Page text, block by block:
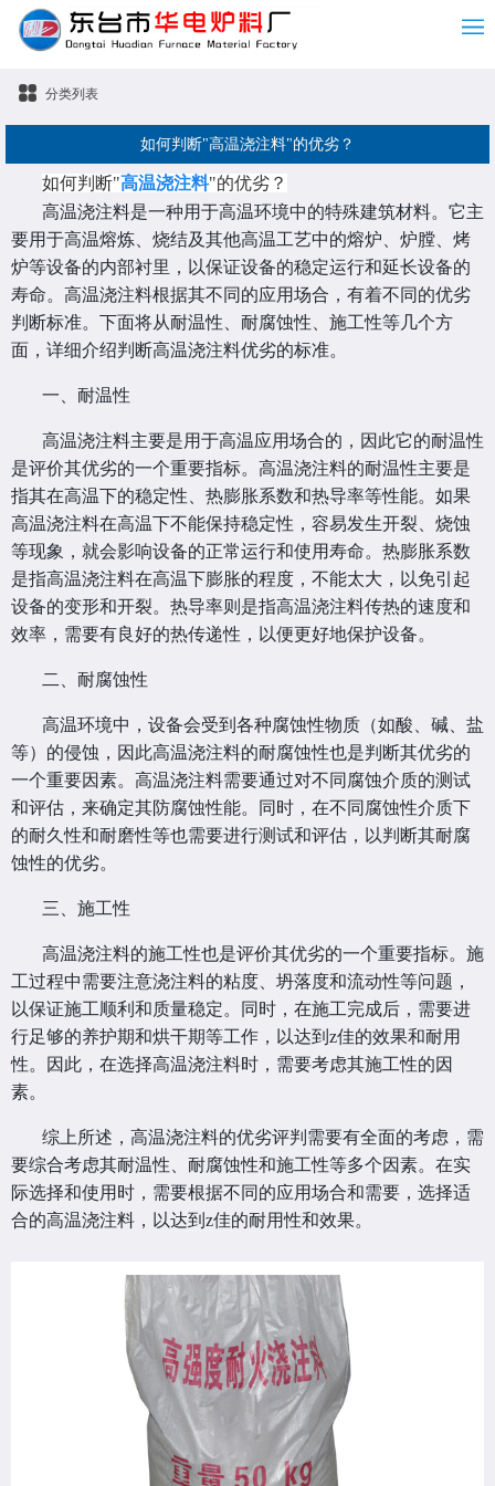
分类列表
如何判断"高温浇注料"的优劣？
如何判断"高温浇注料"的优劣？
高温浇注料是一种用于高温环境中的特殊建筑材料。它主
要用于高温熔炼、烧结及其他高温工艺中的熔炉、炉膛、烤
炉等设备的内部衬里，以保证设备的稳定运行和延长设备的
寿命。高温浇注料根据其不同的应用场合，有着不同的优劣
判断标准。下面将从耐温性、耐腐蚀性、施工性等几个方
面，详细介绍判断高温浇注料优劣的标准。
一、耐温性
高温浇注料主要是用于高温应用场合的，因此它的耐温性
是评价其优劣的一个重要指标。高温浇注料的耐温性主要是
指其在高温下的稳定性、热膨胀系数和热导率等性能。如果
高温浇注料在高温下不能保持稳定性，容易发生开裂、烧蚀
等现象，就会影响设备的正常运行和使用寿命。热膨胀系数
是指高温浇注料在高温下膨胀的程度，不能太大，以免引起
设备的变形和开裂。热导率则是指高温浇注料传热的速度和
效率，需要有良好的热传递性，以便更好地保护设备。
二、耐腐蚀性
高温环境中，设备会受到各种腐蚀性物质（如酸、碱、盐
等）的侵蚀，因此高温浇注料的耐腐蚀性也是判断其优劣的
一个重要因素。高温浇注料需要通过对不同腐蚀介质的测试
和评估，来确定其防腐蚀性能。同时，在不同腐蚀性介质下
的耐久性和耐磨性等也需要进行测试和评估，以判断其耐腐
蚀性的优劣。
三、施工性
高温浇注料的施工性也是评价其优劣的一个重要指标。施
工过程中需要注意浇注料的粘度、坍落度和流动性等问题，
以保证施工顺利和质量稳定。同时，在施工完成后，需要进
行足够的养护期和烘干期等工作，以达到z佳的效果和耐用
性。因此，在选择高温浇注料时，需要考虑其施工性的因
素。
综上所述，高温浇注料的优劣评判需要有全面的考虑，需
要综合考虑其耐温性、耐腐蚀性和施工性等多个因素。在实
际选择和使用时，需要根据不同的应用场合和需要，选择适
合的高温浇注料，以达到z佳的耐用性和效果。